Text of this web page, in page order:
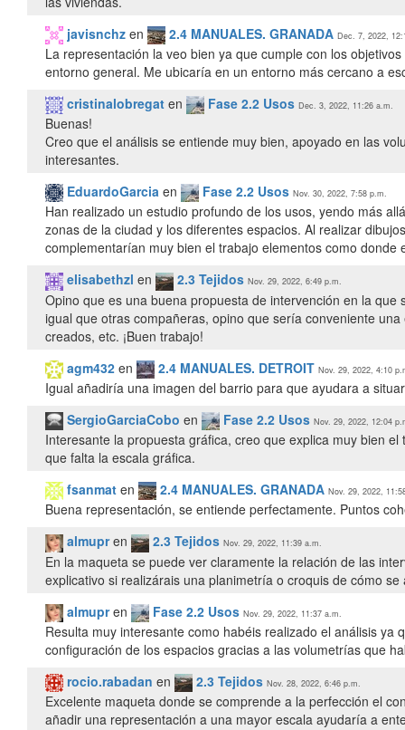
javisnchz en 2.4 MANUALES. GRANADA Dec. 7, 2022,
La representación la veo bien ya que cumple con los
entorno general. Me ubicaría en un entorno más cercano a
cristinalobregat en Fase 2.2 Usos Dec. 3, 2022, 11:26 a.m.
Buenas!
Creo que el análisis se entiende muy bien, apoyado en las
interesantes.
EduardoGarcia en Fase 2.2 Usos Nov. 30, 2022, 7:58 p.m.
Han realizado un estudio profundo de los usos, yendo más
zonas de la ciudad y los diferentes espacios. Al realizar
complementarían muy bien el trabajo elementos como
elisabethzl en 2.3 Tejidos Nov. 29, 2022, 6:49 p.m.
Opino que es una buena propuesta de intervención en la
igual que otras compañeras, opino que sería conveniente
creados, etc. ¡Buen trabajo!
agm432 en 2.4 MANUALES. DETROIT Nov. 29, 2022, 4:10
Igual añadiría una imagen del barrio para que ayudara a
SergioGarciaCobo en Fase 2.2 Usos Nov. 29, 2022, 12:04
Interesante la propuesta gráfica, creo que explica muy bien
que falta la escala gráfica.
fsanmat en 2.4 MANUALES. GRANADA Nov. 29, 2022,
Buena representación, se entiende perfectamente. Puntos
almupren 2.3 Tejidos Nov. 29, 2022, 11:39 a.m.
En la maqueta se puede ver claramente la relación de las
explicativo si realizárais una planimetría o croquis de cómo
almupren Fase 2.2 Usos Nov. 29, 2022, 11:37 a.m.
Resulta muy interesante como habéis realizado el análisis
configuración de los espacios gracias a las volumetrías que
rocio.rabadan en 2.3 Tejidos Nov. 28, 2022, 6:46 p.m.
Excelente maqueta donde se comprende a la perfección el
añadir una representación a una mayor escala ayudaría a